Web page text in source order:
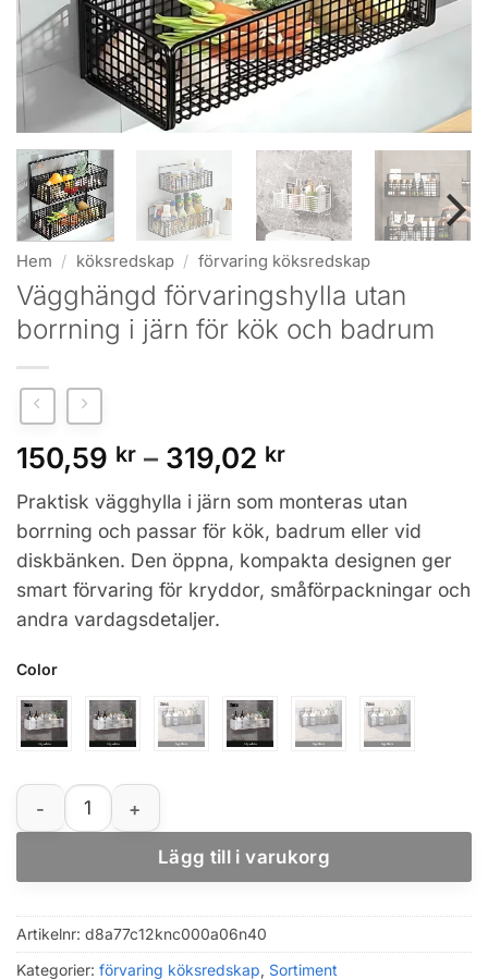
Hem / köksredskap / förvaring köksredskap
Vägghängd förvaringshylla utan
borrning i järn för kök och badrum
150,59 kr – 319,02 krPrisintervall:
till
319,02 kr
Praktisk vägghylla i järn som monteras utan
borrning och passar för kök, badrum eller vid
diskbänken. Den öppna, kompakta designen ger
smart förvaring för kryddor, småförpackningar och
andra vardagsdetaljer.
Color
Vägghängd förvaringshylla utan borrning i järn för kök
Lägg till i varukorg
Artikelnr: d8a77c12knc000a06n40
Kategorier: förvaring köksredskap Sortiment